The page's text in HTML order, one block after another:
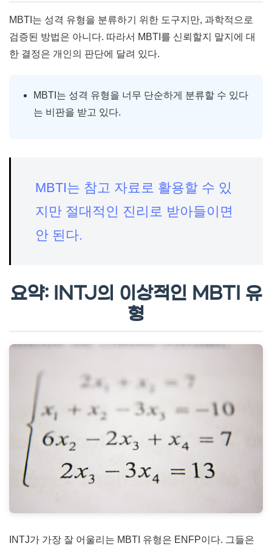
MBTI는 성격 유형을 분류하기 위한 도구지만, 과학적으로
검증된 방법은 아니다. 따라서 MBTI를 신뢰할지 말지에 대
한 결정은 개인의 판단에 달려 있다.
MBTI는 성격 유형을 너무 단순하게 분류할 수 있다
는 비판을 받고 있다.
MBTI는 참고 자료로 활용할 수 있
지만 절대적인 진리로 받아들이면
안 된다.
요약: INTJ의 이상적인 MBTI 유
형
INTJ가 가장 잘 어울리는 MBTI 유형은 ENFP이다. 그들은